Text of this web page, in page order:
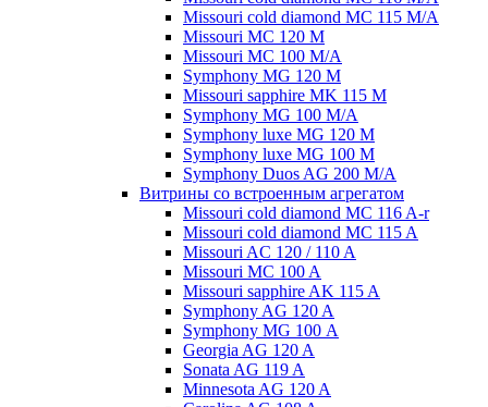
Missouri cold diamond MC 115 M/A
Missouri MC 120 M
Missouri MC 100 M/A
Symphony MG 120 M
Missouri sapphire MK 115 M
Symphony MG 100 M/А
Symphony luxe MG 120 M
Symphony luxe MG 100 M
Symphony Duos AG 200 M/A
Витрины со встроенным агрегатом
Missouri cold diamond MC 116 A-r
Missouri cold diamond MC 115 A
Missouri AC 120 / 110 A
Missouri MC 100 A
Missouri sapphire AK 115 A
Symphony AG 120 A
Symphony MG 100 А
Georgia AG 120 A
Sonata AG 119 A
Minnesota AG 120 A